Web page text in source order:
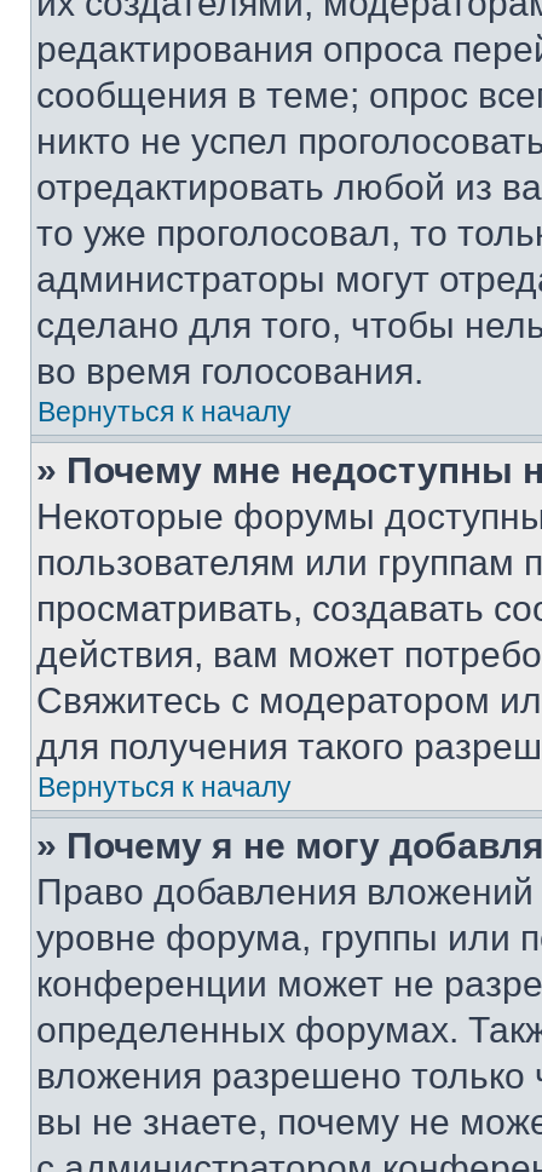
редактирования опроса
сообщения в теме; опрос
никто не успел
отредактировать любой из
то уже проголосовал, то
администраторы могут
сделано для того, чтобы
во время голосования.
Вернуться к началу
» Почему мне недоступны
Некоторые форумы
пользователям или группам
просматривать, создавать
действия, вам может
Свяжитесь с модератором
для получения такого
Вернуться к началу
» Почему я не могу
Право добавления
уровне форума, группы или
конференции может не
определенных форумах.
вложения разрешено
вы не знаете, почему не